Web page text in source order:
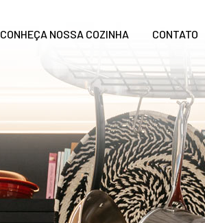
CONHEÇA NOSSA COZINHA CONTATO